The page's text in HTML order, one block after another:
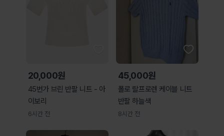
20,000원
45번가 브린 반팔 니트 - 아
이보리
6시간 전
45,000원
폴로 랄프로렌 케이블 니트
반팔 하늘색
8시간 전